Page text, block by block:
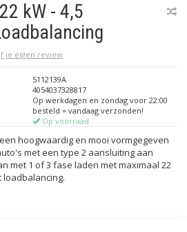
kW - 4,5
je eigen review
5112139A
4054037328817
Op werkdagen en zondag voor 22:00
besteld = vandaag verzonden!
Op voorraad
hoogwaardig en mooi vormgegeven
met een type 2 aansluiting aan
met 1 of 3 fase laden met maximaal 22
loadbalancing.